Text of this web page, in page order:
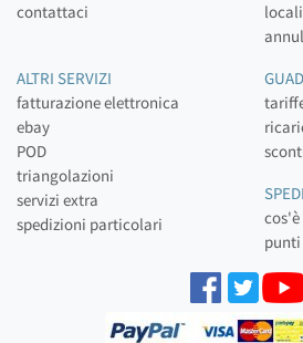
contattaci
ALTRI SERVIZI
fatturazione elettronica
ebay
POD
triangolazioni
servizi extra
spedizioni particolari
cos'è